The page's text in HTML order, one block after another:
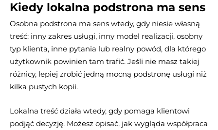
Kiedy lokalna podstrona ma sens
Osobna podstrona ma sens wtedy, gdy niesie własną
treść: inny zakres usługi, inny model realizacji, osobny
typ klienta, inne pytania lub realny powód, dla którego
użytkownik powinien tam trafić. Jeśli nie masz takiej
różnicy, lepiej zrobić jedną mocną podstronę usługi niż
kilka pustych kopii.
Lokalna treść działa wtedy, gdy pomaga klientowi
podjąć decyzję. Możesz opisać, jak wygląda współpraca